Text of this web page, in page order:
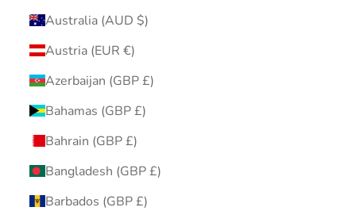
Australia (AUD $)
Austria (EUR €)
Azerbaijan (GBP £)
Bahamas (GBP £)
Bahrain (GBP £)
Bangladesh (GBP £)
Barbados (GBP £)